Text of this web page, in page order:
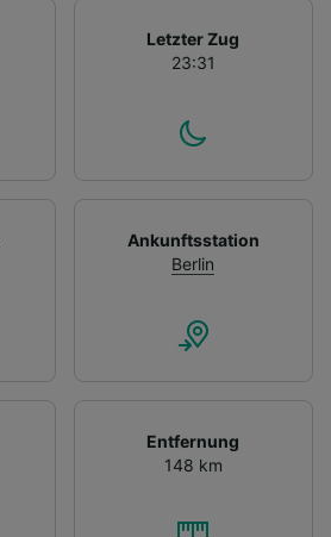
Letzter Zug
23:31
Ankunftsstation
Berlin
Entfernung
148 km